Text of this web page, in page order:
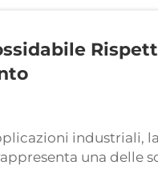
industriali,
una delle
gestione degli